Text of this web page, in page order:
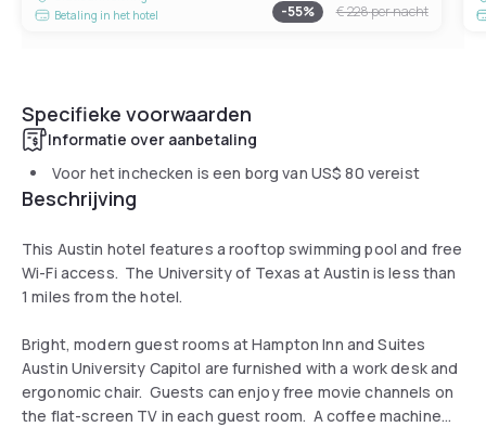
Betaling in het hotel
-55% € 228per nacht
Specifieke voorwaarden
Informatie over aanbetaling
Voor het inchecken is een borg van US$ 80 vereist
Beschrijving
This Austin hotel features a rooftop swimming pool and free
Wi-Fi access. The University of Texas at Austin is less than
1 miles from the hotel.
Bright, modern guest rooms at Hampton Inn and Suites
Austin University Capitol are furnished with a work desk and
ergonomic chair. Guests can enjoy free movie channels on
the flat-screen TV in each guest room. A coffee machine